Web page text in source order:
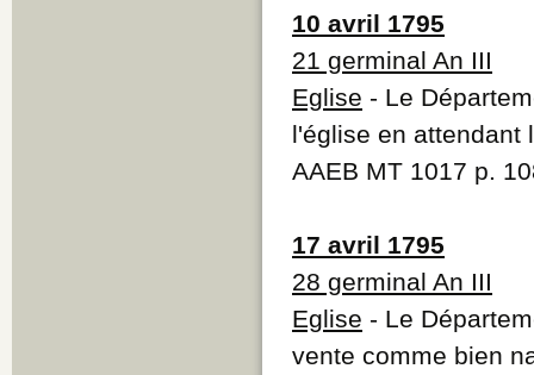
10 avril 1795
21 germinal An III
Eglise - Le
l'église en attendant
AAEB MT 1017 p.
17 avril 1795
28 germinal An III
Eglise - Le
vente comme bien